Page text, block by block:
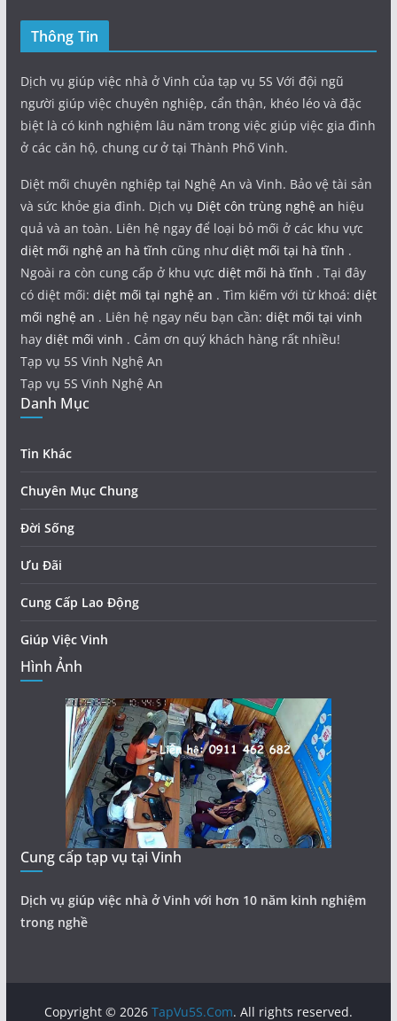
Thông Tin
Dịch vụ giúp việc nhà ở Vinh của tạp vụ 5S Với đội ngũ
người giúp việc chuyên nghiệp, cẩn thận, khéo léo và đặc
biệt là có kinh nghiệm lâu năm trong việc giúp việc gia đình
ở các căn hộ, chung cư ở tại Thành Phố Vinh.
Diệt mối chuyên nghiệp tại Nghệ An và Vinh. Bảo vệ tài sản
và sức khỏe gia đình. Dịch vụ Diệt côn trùng nghệ an hiệu
quả và an toàn. Liên hệ ngay để loại bỏ mối ở các khu vực
diệt mối nghệ an hà tĩnh cũng nhưdiệt mối tại hà tĩnh .
Ngoài ra còn cung cấp ở khu vực diệt mối hà tĩnh . Tại đây
có diệt mối: diệt mối tại nghệ an . Tìm kiếm với từ khoá: diệt
mối nghệ an . Liên hệ ngay nếu bạn cần: diệt mối tại vinh
hay diệt mối vinh . Cảm ơn quý khách hàng rất nhiều!
Tạp vụ 5S Vinh Nghệ An
Tạp vụ 5S Vinh Nghệ An
Danh Mục
Tin Khác
Chuyên Mục Chung
Đời Sống
Ưu Đãi
Cung Cấp Lao Động
Giúp Việc Vinh
Hình Ảnh
Cung cấp tạp vụ tại Vinh
Dịch vụ giúp việc nhà ở Vinh với hơn 10 năm kinh nghiệm
trong nghề
Copyright © 2026 TapVu5S.Com. All rights reserved.